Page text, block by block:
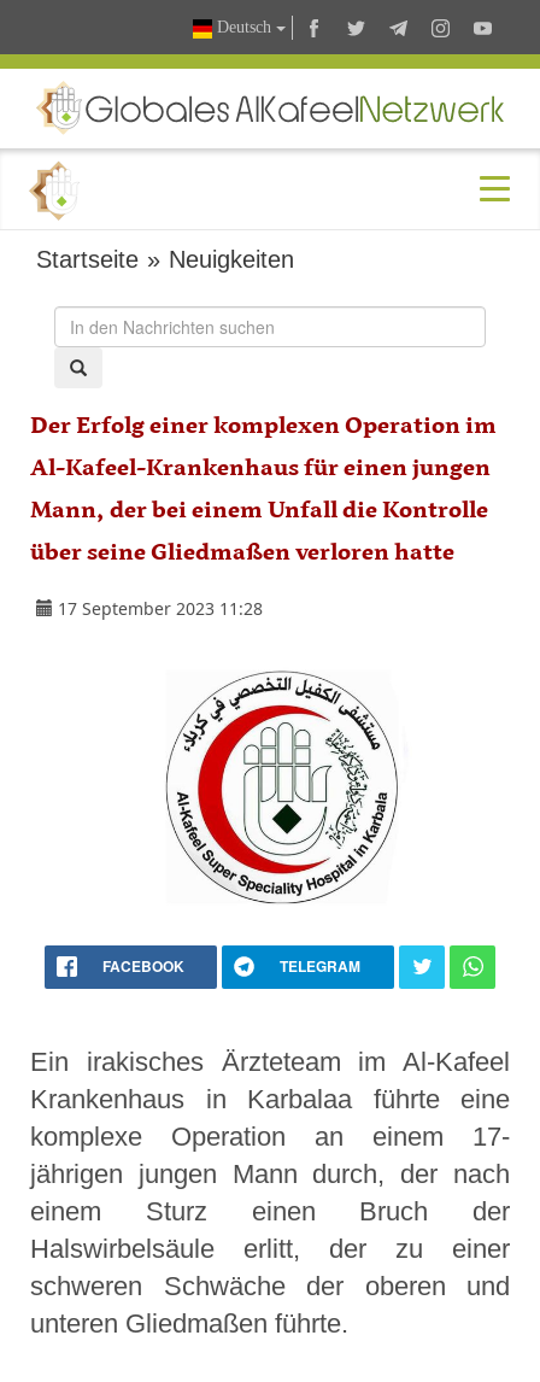
Deutsch
Startseite » Neuigkeiten
Der Erfolg einer komplexen Operation im
Al-Kafeel-Krankenhaus für einen jungen
Mann, der bei einem Unfall die Kontrolle
über seine Gliedmaßen verloren hatte
17 September 2023 11:28
FACEBOOK TELEGRAM
Ein irakisches Ärzteteam im Al-Kafeel
Krankenhaus in Karbalaa führte eine
komplexe Operation an einem 17-
jährigen jungen Mann durch, der nach
einem Sturz einen Bruch der
Halswirbelsäule erlitt, der zu einer
schweren Schwäche der oberen und
unteren Gliedmaßen führte.